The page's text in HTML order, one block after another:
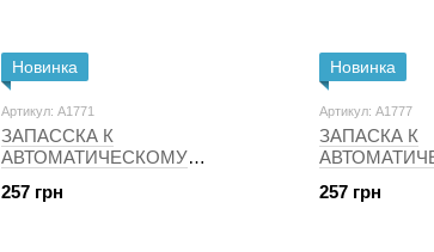
Новинка
Артикул: A1771
ЗАПАССКА К
АВТОМАТИЧЕСКОМУ
WICK F.MAT.COLL.1 RIC. 250 мл.
257 грн
Новинка
Артикул: A1777
ЗАПАСКА К
WICK Soffice
257 грн